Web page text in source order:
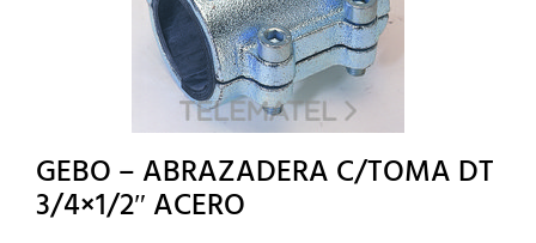
GEBO – ABRAZADERA C/TOMA DT
3/4×1/2″ ACERO